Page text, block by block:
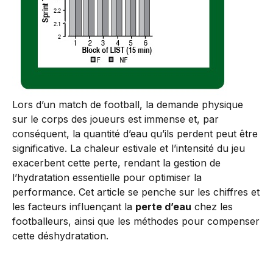
Lors d’un match de football, la demande physique
sur le corps des joueurs est immense et, par
conséquent, la quantité d’eau qu’ils perdent peut être
significative. La chaleur estivale et l’intensité du jeu
exacerbent cette perte, rendant la gestion de
l’hydratation essentielle pour optimiser la
performance. Cet article se penche sur les chiffres et
les facteurs influençant la perte d’eau chez les
footballeurs, ainsi que les méthodes pour compenser
cette déshydratation.